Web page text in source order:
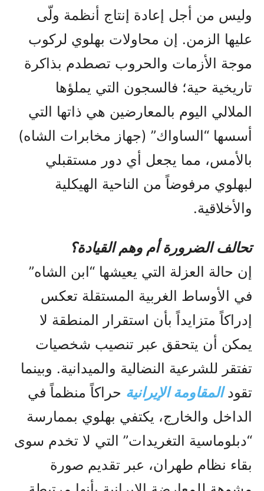
وليس من أجل إعادة إنتاج أنظمة ولّى
عليها الزمن. إن محاولات بهلوي لركوب
موجة الأزمات والحروب تصطدم بذاكرة
تاريخية حية؛ فالسجون التي يملؤها
الملالي اليوم بالمعارضين هي ذاتها التي
أسسها “الساواك” (جهاز مخابرات الشاه)
بالأمس، مما يجعل أي دور مستقبلي
لبهلوي مرفوضاً من الناحية الهيكلية
والأخلاقية.
تحالف الضرورة أم وهم القيادة؟
إن حالة العزلة التي يعيشها “ابن الشاه”
في الأوساط الغربية المستقلة تعكس
إدراكاً متزايداً بأن استقرار المنطقة لا
يمكن أن يتحقق عبر تنصيب شخصيات
تفتقر للشرعية النضالية والميدانية. وبينما
تقودالمقاومة الإيرانية حراكاً منظماً في
الداخل والخارج، يكتفي بهلوي بممارسة
“دبلوماسية التغريدات” التي لا تخدم سوى
بقاء نظام طهران، عبر تقديم صورة